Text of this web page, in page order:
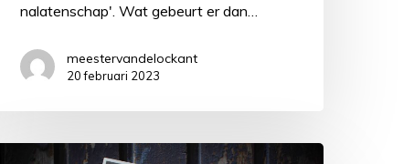
nalatenschap'. Wat gebeurt er dan…
meestervandelockant
20 februari 2023